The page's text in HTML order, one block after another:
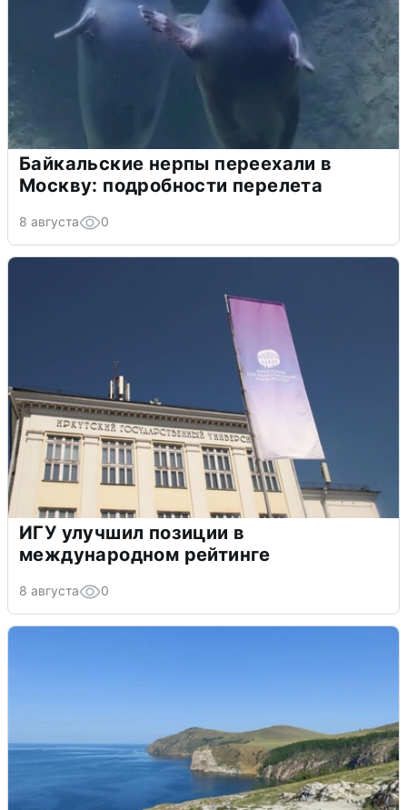
Байкальские нерпы переехали в
Москву: подробности перелета
8 августа 0
ИГУ улучшил позиции в
международном рейтинге
8 августа 0